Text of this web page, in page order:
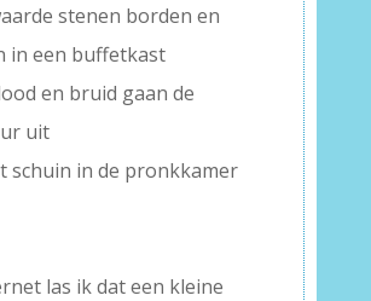
stenen borden en
in een buffetkast
en bruid gaan de
uit
schuin in de pronkkamer
las ik dat een kleine